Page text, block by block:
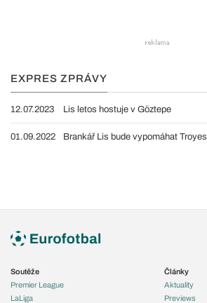
EXPRES ZPRÁVY
12.07.2023 Lis letos hostuje v Göztepe
01.09.2022 Brankář Lis bude vypomáhat Troyes
Soutěže
Premier League
LaLiga
Články
Aktuality
Previews